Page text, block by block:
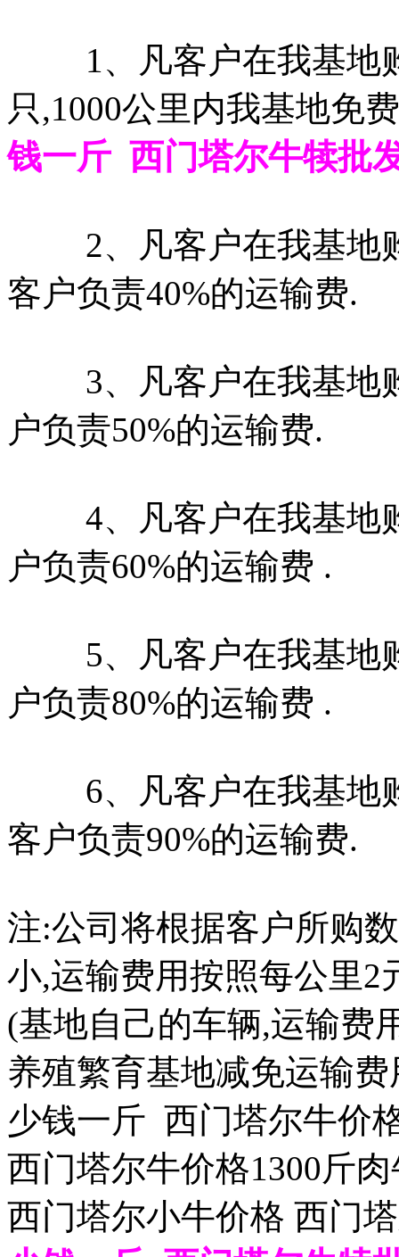
1、凡客户在我基地购
只,1000公里内我基地免
钱一斤 西门塔尔牛犊批
2、凡客户在我基地购
客户负责40%的运输费.
3、凡客户在我基地购
户负责50%的运输费.
4、凡客户在我基地购
户负责60%的运输费 .
5、凡客户在我基地购
户负责80%的运输费 .
6、凡客户在我基地购
客户负责90%的运输费.
注:公司将根据客户所购
小,运输费用按照每公里2
(基地自己的车辆,运输费
养殖繁育基地减免运输
少钱一斤 西门塔尔牛价
西门塔尔牛价格1300斤
西门塔尔小牛价格 西门